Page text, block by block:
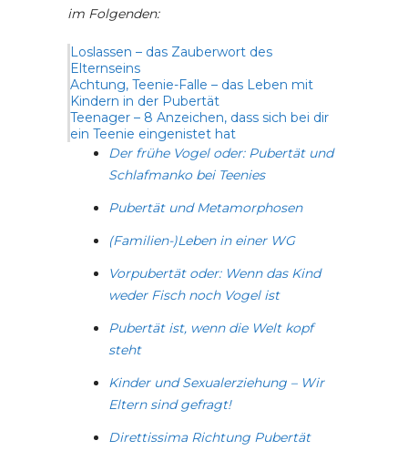
im Folgenden:
Loslassen – das Zauberwort des
Elternseins
Achtung, Teenie-Falle – das Leben mit
Kindern in der Pubertät
Teenager – 8 Anzeichen, dass sich bei dir
ein Teenie eingenistet hat
Der frühe Vogel oder: Pubertät und
Schlafmanko bei Teenies
Pubertät und Metamorphosen
(Familien-)Leben in einer WG
Vorpubertät oder: Wenn das Kind
weder Fisch noch Vogel ist
Pubertät ist, wenn die Welt kopf
steht
Kinder und Sexualerziehung – Wir
Eltern sind gefragt!
Direttissima Richtung Pubertät